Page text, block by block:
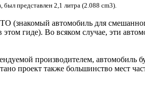
был представлен 2,1 литра (2.088 cm3).
(знакомый автомобиль для
гиде). Во всяком случае, эти
производителем, автомобиль
проект также большинство мест